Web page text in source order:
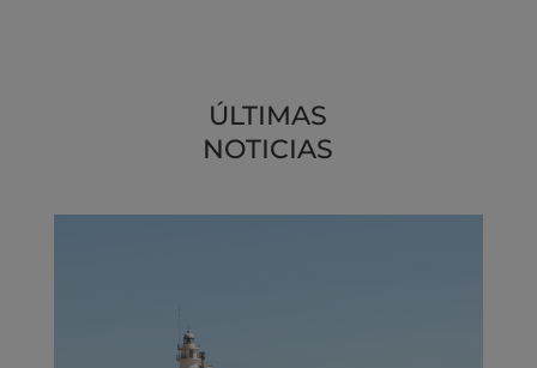
ÚLTIMAS
NOTICIAS